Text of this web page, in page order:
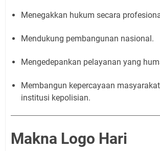
Menegakkan hukum secara
Mendukung pembangunan nasional.
Mengedepankan pelayanan yang
Membangun kepercayaan
institusi kepolisian.
Makna Logo Hari